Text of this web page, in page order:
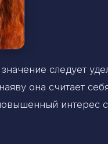
следует
она считает
интерес